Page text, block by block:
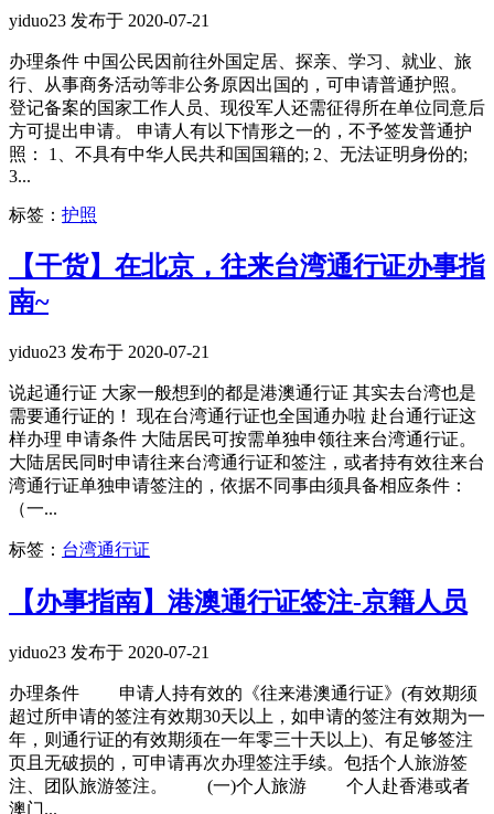
yiduo23 发布于 2020-07-21
办理条件 中国公民因前往外国定居、探亲、学习、就业、旅
行、从事商务活动等非公务原因出国的，可申请普通护照。
登记备案的国家工作人员、现役军人还需征得所在单位同意后
方可提出申请。 申请人有以下情形之一的，不予签发普通护
照： 1、不具有中华人民共和国国籍的; 2、无法证明身份的;
3...
标签： 护照
【干货】在北京，往来台湾通行证办事指
南~
yiduo23 发布于 2020-07-21
说起通行证 大家一般想到的都是港澳通行证 其实去台湾也是
需要通行证的！ 现在台湾通行证也全国通办啦 赴台通行证这
样办理 申请条件 大陆居民可按需单独申领往来台湾通行证。
大陆居民同时申请往来台湾通行证和签注，或者持有效往来台
湾通行证单独申请签注的，依据不同事由须具备相应条件：
（一...
标签： 台湾通行证
【办事指南】港澳通行证签注-京籍人员
yiduo23 发布于 2020-07-21
办理条件 申请人持有效的《往来港澳通行证》(有效期须
超过所申请的签注有效期30天以上，如申请的签注有效期为一
年，则通行证的有效期须在一年零三十天以上)、有足够签注
页且无破损的，可申请再次办理签注手续。包括个人旅游签
注、团队旅游签注。 (一)个人旅游 个人赴香港或者
澳门...